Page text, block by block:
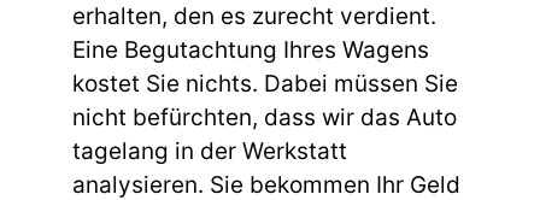
erhalten, den es zurecht verdient.
Eine Begutachtung Ihres Wagens
kostet Sie nichts. Dabei müssen Sie
nicht befürchten, dass wir das Auto
tagelang in der Werkstatt
analysieren. Sie bekommen Ihr Geld